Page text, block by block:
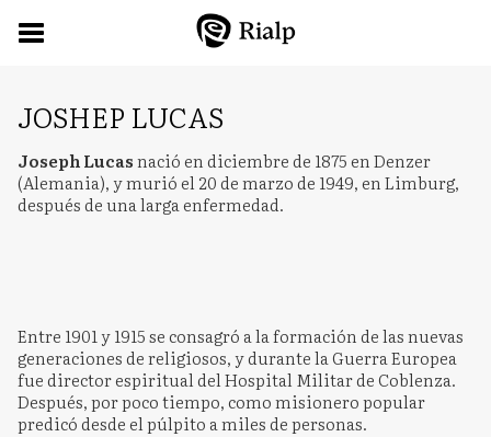
JOSHEP LUCAS
Joseph Lucasnació en diciembre de 1875 en Denzer
(Alemania), y murió el 20 de marzo de 1949, en Limburg,
después de una larga enfermedad.
Entre 1901 y 1915 se consagró a la formación de las nuevas
generaciones de religiosos, y durante la Guerra Europea
fue director espiritual del Hospital Militar de Coblenza.
Después, por poco tiempo, como misionero popular
predicó desde el púlpito a miles de personas.